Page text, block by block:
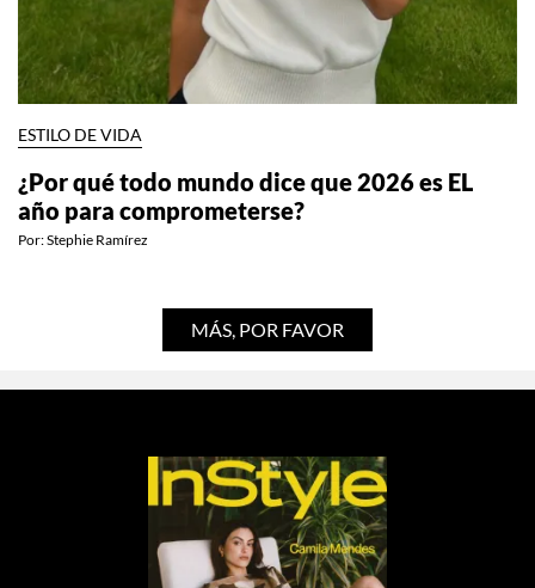
ESTILO DE VIDA
¿Por qué todo mundo dice que 2026 es EL
año para comprometerse?
Por:Stephie Ramírez
MÁS, POR FAVOR